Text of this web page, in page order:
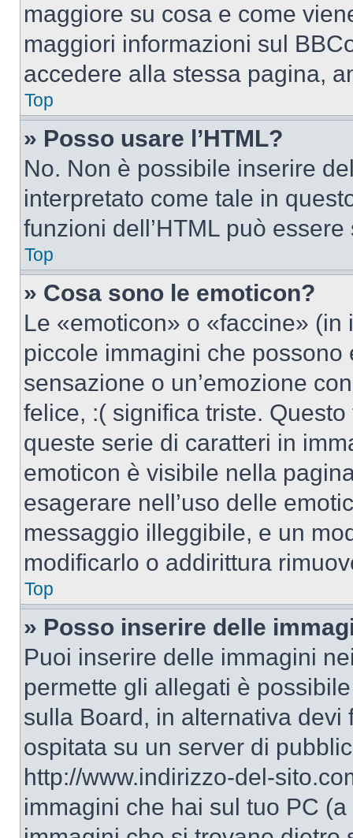
maggiore su cosa e come
maggiori informazioni sul
accedere alla stessa pagina,
Top
» Posso usare l’HTML?
No. Non è possibile inserire
interpretato come tale in
funzioni dell’HTML può
Top
» Cosa sono le emoticon?
Le «emoticon» o «faccine»
piccole immagini che
sensazione o un’emozione
felice, :( significa triste.
queste serie di caratteri in
emoticon è visibile nella
esagerare nell’uso delle
messaggio illeggibile, e un
modificarlo o addirittura
Top
» Posso inserire delle
Puoi inserire delle immagini
permette gli allegati è
sulla Board, in alternativa devi
ospitata su un server di
http://www.indirizzo-del-
immagini che hai sul tuo PC